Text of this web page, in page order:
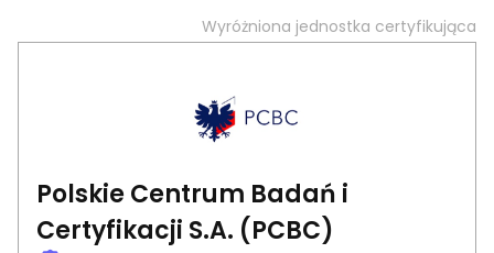
Wyróżniona jednostka certyfikująca
Polskie Centrum Badań i
Certyfikacji S.A. (PCBC)